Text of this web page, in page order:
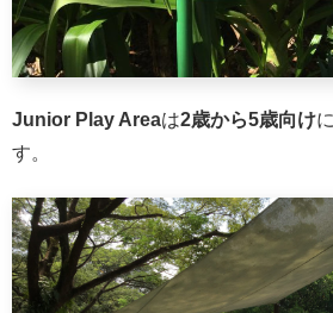
Junior Play Areaは2歳から5歳向け
す。